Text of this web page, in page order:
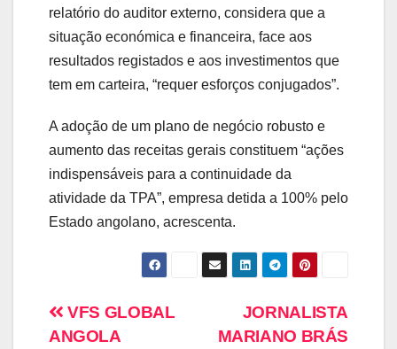
relatório do auditor externo, considera que a
situação económica e financeira, face aos
resultados registados e aos investimentos que
tem em carteira, “requer esforços conjugados”.
A adoção de um plano de negócio robusto e
aumento das receitas gerais constituem “ações
indispensáveis para a continuidade da
atividade da TPA”, empresa detida a 100% pelo
Estado angolano, acrescenta.
JORNALISTA
MARIANO BRÁS
VFS GLOBAL
ANGOLA